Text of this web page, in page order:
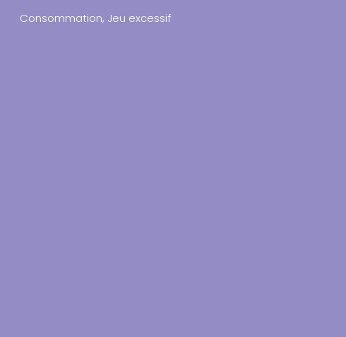
Consommation, Jeu excessif